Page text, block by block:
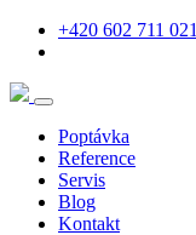
+420 602 711 021
Poptávka
Reference
Servis
Blog
Kontakt